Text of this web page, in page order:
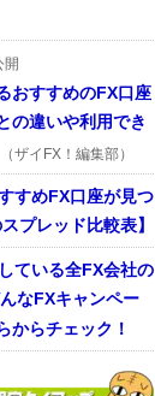
おすすめのFX口座
の違いや利用でき
（ザイFX！編集部）
すめFX口座が見つ
プレッド比較表】
ている全FX会社の
なFXキャンペー
からチェック！